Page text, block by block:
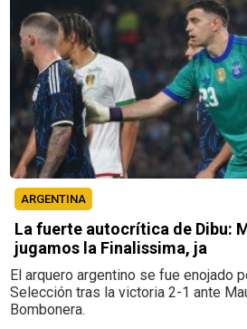
ARGENTINA
La fuerte autocrítica de Dibu:
jugamos la Finalissima, ja
El arquero argentino se fue enojado
Selección tras la victoria 2-1 ante
Bombonera.